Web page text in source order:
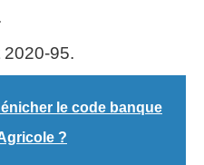
2020-95.
le code banque
?